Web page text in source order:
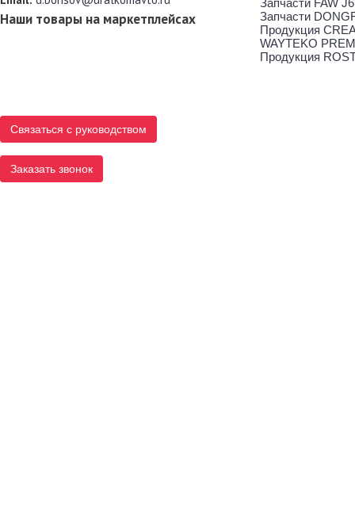
Наши товары на маркетплейсах
Связаться с руководством
Заказать звонок
Запчасти FAW J6
Запчасти
Продукция
WAYTEKO
Продукция